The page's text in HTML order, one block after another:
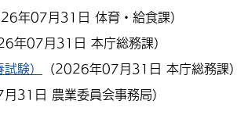
年07月31日 体育・給食課）
年07月31日 本庁総務課）
験） （2026年07月31日 本庁総務課）
31日 農業委員会事務局）